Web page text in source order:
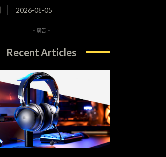
2026-08-05
- 廣告 -
Recent Articles